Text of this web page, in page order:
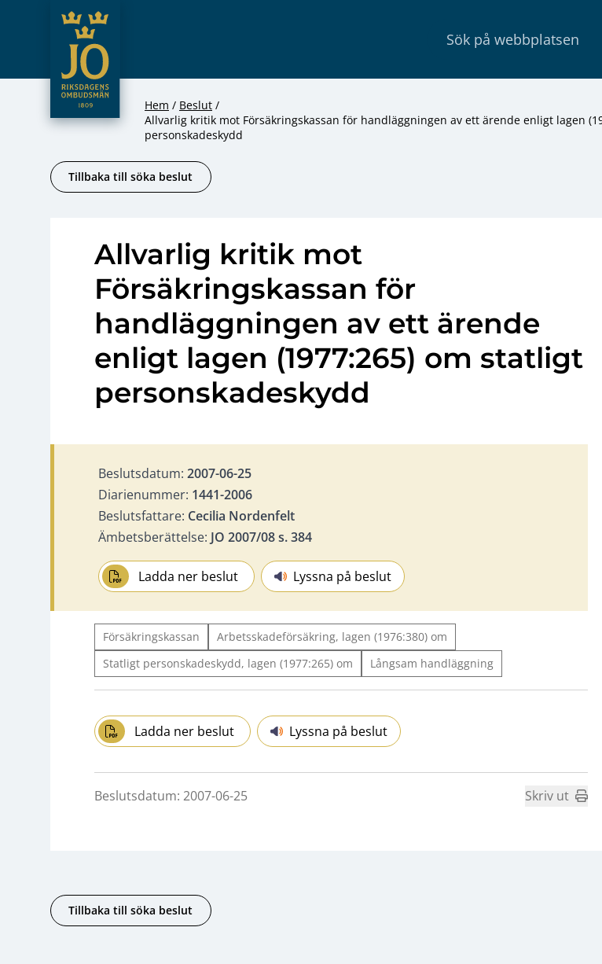
Hoppa till innehåll
JO – Riksdagens Ombudsmän
Hem
Beslut
Allvarlig kritik mot Försäkringskassan för handläggningen av ett ärende enligt lagen
personskadeskydd
Tillbaka till söka beslut
Allvarlig kritik mot
Försäkringskassan för
handläggningen av ett ärende
enligt lagen (1977:265) om statligt
personskadeskydd
Beslutsdatum: 2007-06-25
Diarienummer: 1441-2006
Beslutsfattare: Cecilia Nordenfelt
Ämbetsberättelse: JO 2007/08 s. 384
Ladda ner beslut Lyssna på beslut
Försäkringskassan
Arbetsskadeförsäkring, lagen (1976:380) om
Statligt personskadeskydd, lagen (1977:265) om
Långsam handläggning
Ladda ner beslut Lyssna på beslut
Beslutsdatum: 2007-06-25 Skriv ut
Tillbaka till söka beslut